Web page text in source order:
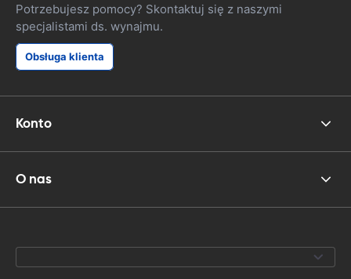
Potrzebujesz pomocy? Skontaktuj się z naszymi
specjalistami ds. wynajmu.
Obsługa klienta
Konto
O nas